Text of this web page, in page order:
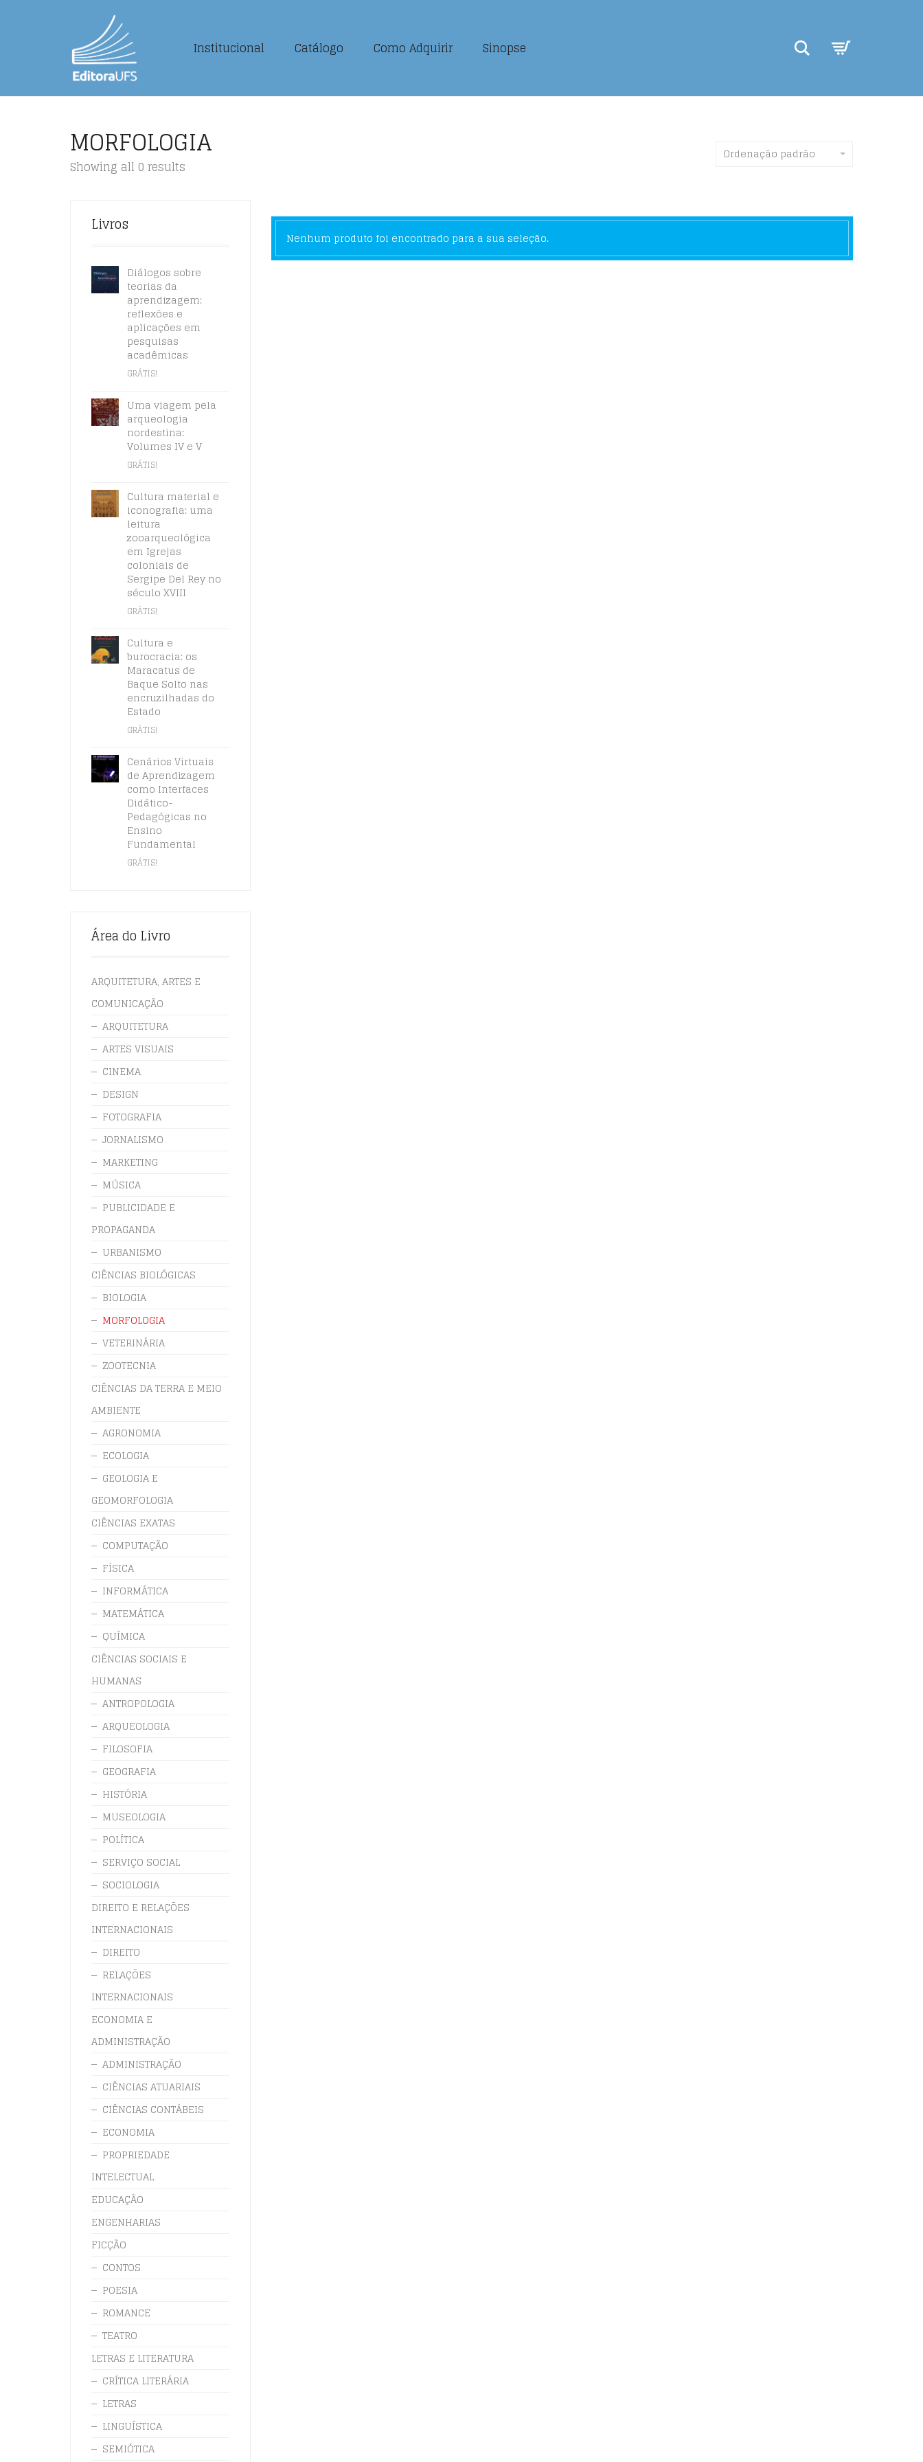
Institucional Catálogo Como Adquirir Sinopse Search
MORFOLOGIA
Showing all 0 results
Ordenação padrão
Nenhum produto foi encontrado para a sua seleção.
Livros
Diálogos sobre
teorias da
aprendizagem:
reflexões e
aplicações em
pesquisas
acadêmicas
GRÁTIS!
Uma viagem pela
arqueologia
nordestina:
Volumes IV e V
GRÁTIS!
Cultura material e
iconografia: uma
leitura
zooarqueológica
em Igrejas
coloniais de
Sergipe Del Rey no
século XVIII
GRÁTIS!
Cultura e
burocracia: os
Maracatus de
Baque Solto nas
encruzilhadas do
Estado
GRÁTIS!
Cenários Virtuais
de Aprendizagem
como Interfaces
Didático-
Pedagógicas no
Ensino
Fundamental
GRÁTIS!
Área do Livro
ARQUITETURA, ARTES E
COMUNICAÇÃO
ARQUITETURA
ARTES VISUAIS
CINEMA
DESIGN
FOTOGRAFIA
JORNALISMO
MARKETING
MÚSICA
PUBLICIDADE E
PROPAGANDA
URBANISMO
CIÊNCIAS BIOLÓGICAS
BIOLOGIA
MORFOLOGIA
VETERINÁRIA
ZOOTECNIA
CIÊNCIAS DA TERRA E MEIO
AMBIENTE
AGRONOMIA
ECOLOGIA
GEOLOGIA E
GEOMORFOLOGIA
CIÊNCIAS EXATAS
COMPUTAÇÃO
FÍSICA
INFORMÁTICA
MATEMÁTICA
QUÍMICA
CIÊNCIAS SOCIAIS E
HUMANAS
ANTROPOLOGIA
ARQUEOLOGIA
FILOSOFIA
GEOGRAFIA
HISTÓRIA
MUSEOLOGIA
POLÍTICA
SERVIÇO SOCIAL
SOCIOLOGIA
DIREITO E RELAÇÕES
INTERNACIONAIS
DIREITO
RELAÇÕES
INTERNACIONAIS
ECONOMIA E
ADMINISTRAÇÃO
ADMINISTRAÇÃO
CIÊNCIAS ATUARIAIS
CIÊNCIAS CONTÁBEIS
ECONOMIA
PROPRIEDADE
INTELECTUAL
EDUCAÇÃO
ENGENHARIAS
FICÇÃO
CONTOS
POESIA
ROMANCE
TEATRO
LETRAS E LITERATURA
CRÍTICA LITERÁRIA
LETRAS
LINGUÍSTICA
SEMIÓTICA